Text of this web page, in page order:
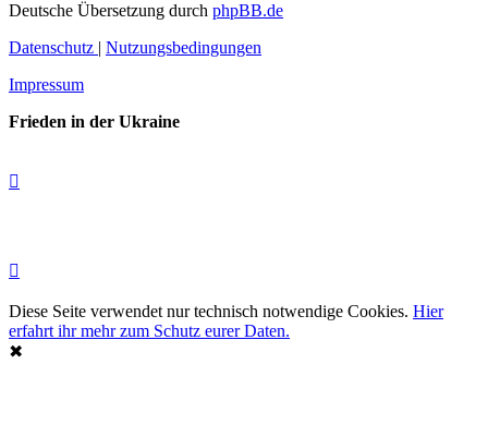
Deutsche Übersetzung durch phpBB.de
Datenschutz | Nutzungsbedingungen
Impressum
Frieden in der Ukraine
Diese Seite verwendet nur technisch notwendige Cookies. Hier
erfahrt ihr mehr zum Schutz eurer Daten.
✖